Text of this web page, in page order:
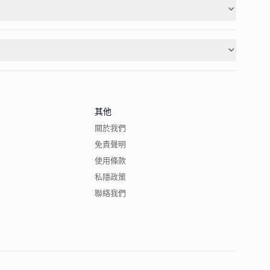
其他
關於我們
免責聲明
使用條款
私隱政策
聯絡我們